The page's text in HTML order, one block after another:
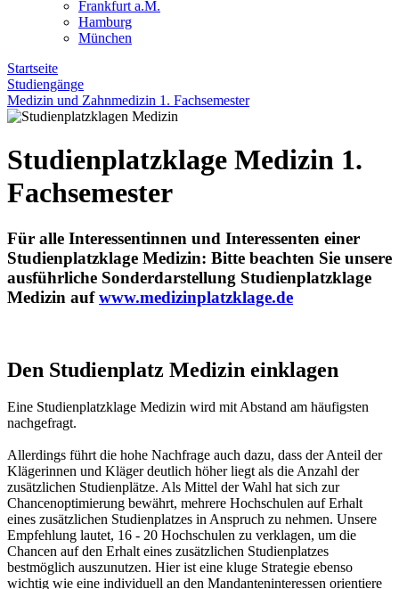
Frankfurt a.M.
Hamburg
München
Startseite
Studiengänge
Medizin und Zahnmedizin 1. Fachsemester
Studienplatzklage Medizin 1.
Fachsemester
Für alle Interessentinnen und Interessenten einer
Studienplatzklage Medizin: Bitte beachten Sie unsere
ausführliche Sonderdarstellung Studienplatzklage
Medizin aufwww.medizinplatzklage.de
Den Studienplatz Medizin einklagen
Eine Studienplatzklage Medizin wird mit Abstand am häufigsten
nachgefragt.
Allerdings führt die hohe Nachfrage auch dazu, dass der Anteil der
Klägerinnen und Kläger deutlich höher liegt als die Anzahl der
zusätzlichen Studienplätze. Als Mittel der Wahl hat sich zur
Chancenoptimierung bewährt, mehrere Hochschulen auf Erhalt
eines zusätzlichen Studienplatzes in Anspruch zu nehmen. Unsere
Empfehlung lautet, 16 - 20 Hochschulen zu verklagen, um die
Chancen auf den Erhalt eines zusätzlichen Studienplatzes
bestmöglich auszunutzen. Hier ist eine kluge Strategie ebenso
wichtig wie eine individuell an den Mandanteninteressen orientiere